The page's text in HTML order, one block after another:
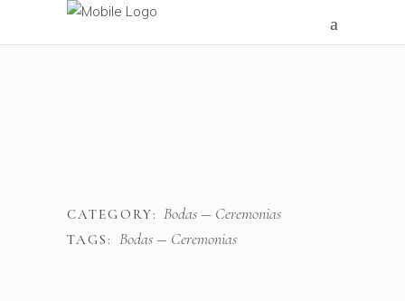
CATEGORY: Bodas Ceremonias
TAGS: Bodas Ceremonias